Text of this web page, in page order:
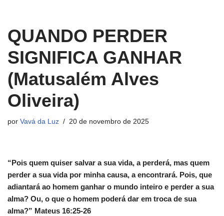
QUANDO PERDER
SIGNIFICA GANHAR
(Matusalém Alves
Oliveira)
por Vavá da Luz 20 de novembro de 2025
“Pois quem quiser salvar a sua vida, a perderá, mas quem
perder a sua vida por minha causa, a encontrará. Pois, que
adiantará ao homem ganhar o mundo inteiro e perder a sua
alma? Ou, o que o homem poderá dar em troca de sua
alma?” Mateus 16:25-26